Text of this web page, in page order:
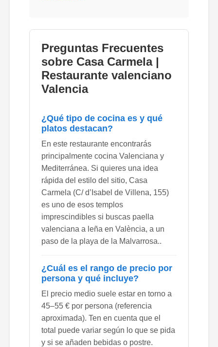
Preguntas Frecuentes
sobre Casa Carmela |
Restaurante valenciano
Valencia
¿Qué tipo de cocina es y qué
platos destacan?
En este restaurante encontrarás
principalmente cocina Valenciana y
Mediterránea. Si quieres una idea
rápida del estilo del sitio, Casa
Carmela (C/ d’Isabel de Villena, 155)
es uno de esos templos
imprescindibles si buscas paella
valenciana a leña en València, a un
paso de la playa de la Malvarrosa..
¿Cuál es el rango de precio por
persona y qué incluye?
El precio medio suele estar en torno a
45–55 € por persona (referencia
aproximada). Ten en cuenta que el
total puede variar según lo que se pida
y si se añaden bebidas o postre.